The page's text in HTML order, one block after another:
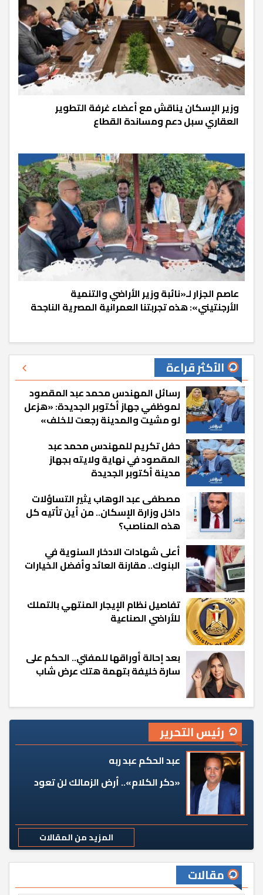
وزير الإسكان يناقش مع أعضاء غرفة التطوير
العقاري سبل دعم ومساندة القطاع
عاصم الجزار لـ«نائبة وزير الأراضي والتنمية
الأرجنتيني»: هذه تجربتنا العمرانية المصرية الناجحة
الأكثر قراءة
رسائل المهندس محمد عبد المقصود
لموظفي جهاز أكتوبر الجديدة: «هزعل
لو مشيت والمدينة رجعت للخلف»
حفل تكريم للمهندس محمد عبد
المقصود في نهاية ولايته بجهاز
مدينة أكتوبر الجديدة
مصطفى عبد الوهاب يثير التساؤلات
داخل وزارة الإسكان.. من أين تأتيه كل
هذه المناصب؟
أعلى شهادات الادخار السنوية في
البنوك.. مقارنة العائد وأفضل الخيارات
تفاصيل نظام الإيجار المنتهي بالتملك
للأراضي الصناعية
بعد إحالة أوراقها للمفتي.. الحكم على
سارة خليفة بتهمة هتك عرض شاب
رئيس التحرير
عبد الحكم عبد ربه
«دكر الكلام».. أرض الزمالك لن تعود
المزيد من المقالات
مقالات